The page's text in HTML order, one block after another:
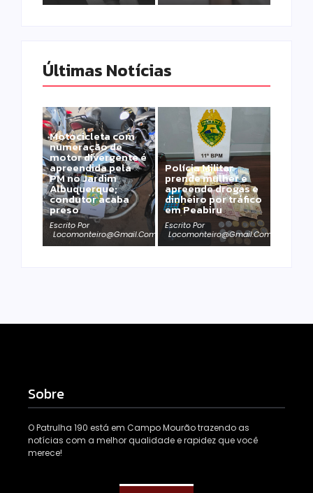
Últimas Notícias
Motocicleta com
numeração de
motor divergente é
apreendida pela
PM no Jardim
Albuquerque;
condutor acaba
preso
Escrito Por
Locomonteiro@gmail.com
Polícia Militar
prende mulher e
apreende drogas e
dinheiro por tráfico
em Peabiru
Escrito Por
Locomonteiro@gmail.com
Sobre
O Patrulha 190 está em Campo Mourão trazendo as
notícias com a melhor qualidade e rapidez que você
merece!